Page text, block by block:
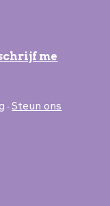
me
-Steun ons